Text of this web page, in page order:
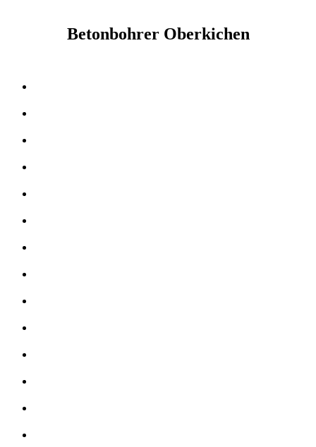
Betonbohrer Oberkichen